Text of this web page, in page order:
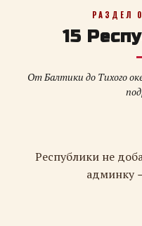
РАЗДЕЛ
15
От Балтики до Тихого
Республики не
админку